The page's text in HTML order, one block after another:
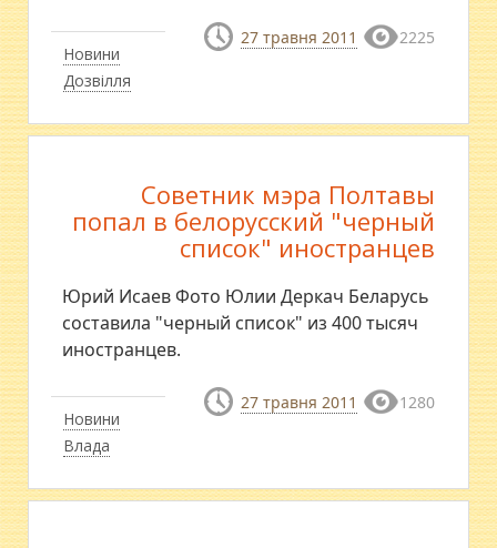
Новини
Дозвілля
27 травня 2011 2225
Новини
Влада
Советник мэра Полтавы
попал в белорусский "черный
список" иностранцев
Юрий Исаев Фото Юлии Деркач Беларусь
составила "черный список" из 400 тысяч
иностранцев.
27 травня 2011 1280